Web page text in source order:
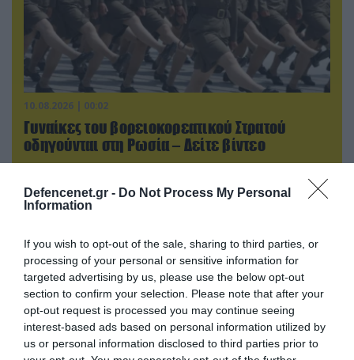
Defencenet.gr - Do Not Process My Personal
Information
If you wish to opt-out of the sale, sharing to third parties, or
processing of your personal or sensitive information for
targeted advertising by us, please use the below opt-out
section to confirm your selection. Please note that after your
opt-out request is processed you may continue seeing
interest-based ads based on personal information utilized by
us or personal information disclosed to third parties prior to
10.08.2026 | 00:02
Γυναίκες του βορειοκορεατικού Στρατού
οδηγούνται στη Ρωσία – Δείτε βίντεο